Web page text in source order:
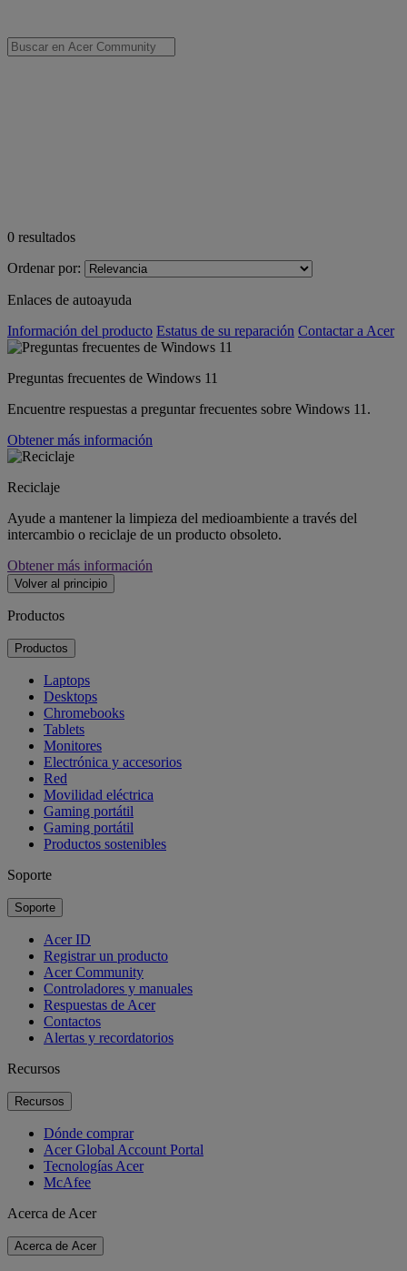
0 resultados
Ordenar por:
Enlaces de autoayuda
Información del producto Estatus de su reparación Contactar a Acer
Preguntas frecuentes de Windows 11
Encuentre respuestas a preguntar frecuentes sobre Windows 11.
Obtener más información
Reciclaje
Ayude a mantener la limpieza del medioambiente a través del
intercambio o reciclaje de un producto obsoleto.
Obtener más información
Volver al principio
Productos
Productos
Laptops
Desktops
Chromebooks
Tablets
Monitores
Electrónica y accesorios
Red
Movilidad eléctrica
Gaming portátil
Gaming portátil
Productos sostenibles
Soporte
Soporte
Acer ID
Registrar un producto
Acer Community
Controladores y manuales
Respuestas de Acer
Contactos
Alertas y recordatorios
Recursos
Recursos
Dónde comprar
Acer Global Account Portal
Tecnologías Acer
McAfee
Acerca de Acer
Acerca de Acer